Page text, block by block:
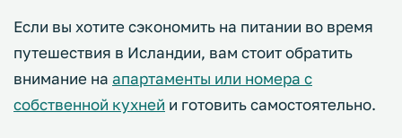
Если вы хотите сэкономить на питании во время
путешествия в Исландии, вам стоит обратить
внимание на апартаменты или номера с
собственной кухней и готовить самостоятельно.